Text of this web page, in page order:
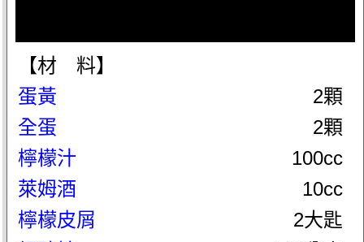
【材 料】
蛋黃
2顆
全蛋
2顆
檸檬汁
100cc
萊姆酒
10cc
檸檬皮屑
2大匙